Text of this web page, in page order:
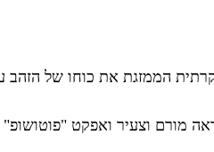
חושית יוקרתית הממזגת את כוחו של
מורם וצעיר ואפקט "פוטושופ"